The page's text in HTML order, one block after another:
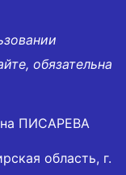
обязательна
ПИСАРЕВА
область, г.